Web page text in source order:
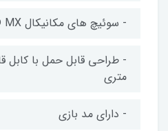
- سوئیچ های مکانیکال CHERRY® MX
متری
- دارای مد بازی